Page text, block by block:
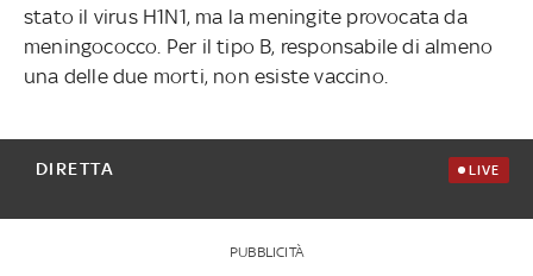
stato il virus H1N1, ma la meningite provocata da
meningococco. Per il tipo B, responsabile di almeno
una delle due morti, non esiste vaccino.
DIRETTA LIVE
PUBBLICITÀ